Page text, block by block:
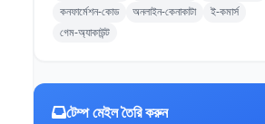
কনফার্মেশন-কোড
অনলাইন-কেনাকাটা
ই-কমার্স
গেম-অ্যাকাউন্ট
টেম্প মেইল তৈরি করুন